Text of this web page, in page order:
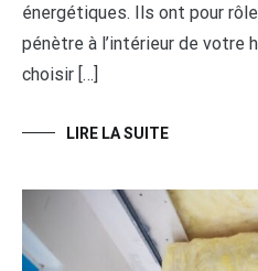
énergétiques. Ils ont pour
pénètre à l’intérieur de votre
choisir […]
LIRE LA SUITE